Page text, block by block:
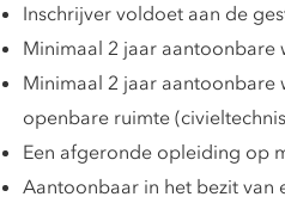
Inschrijver voldoet aan de
Minimaal 2 jaar aantoonbare
Minimaal 2 jaar
openbare ruimte
Een afgeronde opleiding op
Aantoonbaar in het bezit van